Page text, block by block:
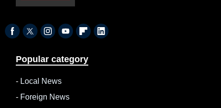
Popular category
- Local News
- Foreign News